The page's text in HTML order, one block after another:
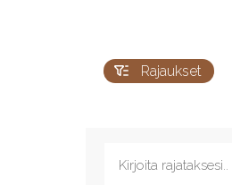
Rajaukset